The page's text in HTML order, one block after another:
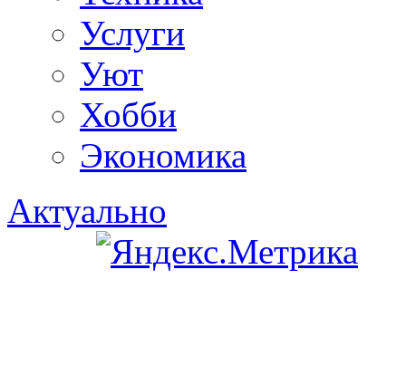
Услуги
Уют
Хобби
Экономика
Актуально